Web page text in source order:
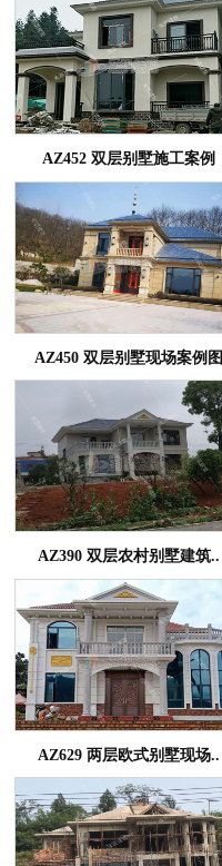
AZ452 双层别墅施工案例
AZ450 双层别墅现场案例图
AZ390 双层农村别墅建筑..
AZ629 两层欧式别墅现场..